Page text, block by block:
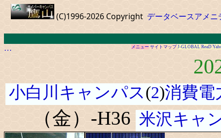
(C)1996-2026 Copyright データベースアメニ
… メニュー サイトマップ J-GLOBAL ReaD
小白川キャンパス(2)消費電
（金）-H36 米沢キャ